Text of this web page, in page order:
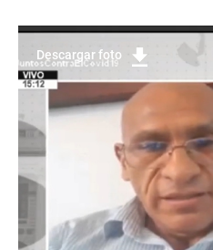
Descargar foto